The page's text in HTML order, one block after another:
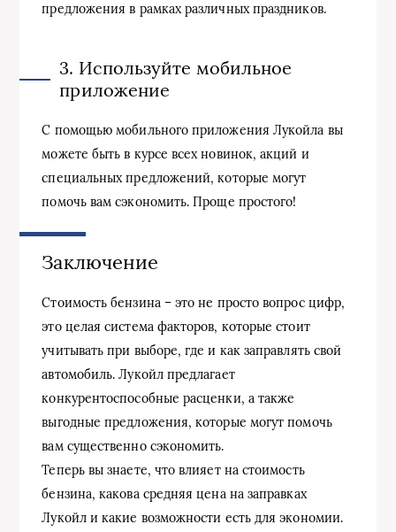
предложения в рамках различных праздников.
3. Используйте мобильное
приложение
С помощью мобильного приложения Лукойла вы
можете быть в курсе всех новинок, акций и
специальных предложений, которые могут
помочь вам сэкономить. Проще простого!
Заключение
Стоимость бензина – это не просто вопрос цифр,
это целая система факторов, которые стоит
учитывать при выборе, где и как заправлять свой
автомобиль. Лукойл предлагает
конкурентоспособные расценки, а также
выгодные предложения, которые могут помочь
вам существенно сэкономить.
Теперь вы знаете, что влияет на стоимость
бензина, какова средняя цена на заправках
Лукойл и какие возможности есть для экономии.